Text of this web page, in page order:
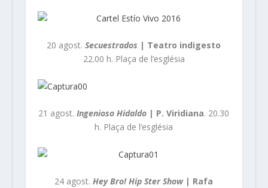
20 agost.Secuestrados | Teatro indigesto
22.00 h. Plaça de l’església
21 agost.Ingenioso Hidaldo | P. Viridiana. 20.30
h. Plaça de l’església
24 agost.Hey Bro! Hip Ster Show| Rafa